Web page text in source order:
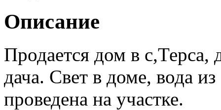
Описание
Продается дом в с,Терса,
дача. Свет в доме, вода
проведена на участке.